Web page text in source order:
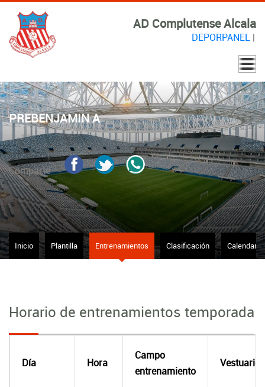
AD Complutense Alcala
DEPORPANEL|
PREBENJAMIN A
Comparte
Inicio Plantilla Entrenamientos Clasificación Calendario
Horario de entrenamientos temporada
Día Hora
Campo
entrenamiento
Vestuario